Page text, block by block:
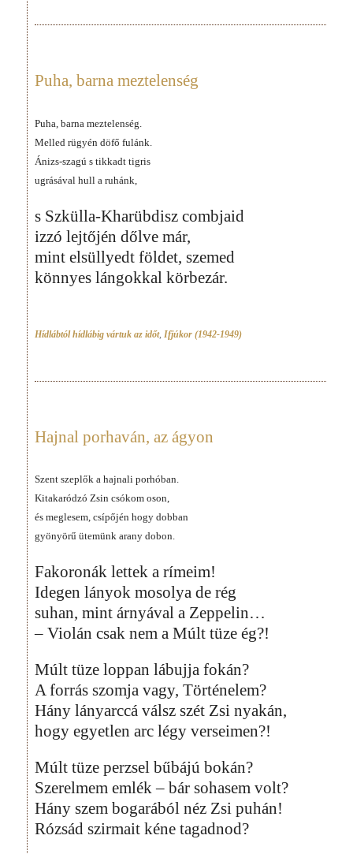
Puha, barna meztelenség
Puha, barna meztelenség.
Melled rügyén döfő fulánk.
Ánizs-szagú s tikkadt tigris
ugrásával hull a ruhánk,
s Szkülla-Kharübdisz combjaid
izzó lejtőjén dőlve már,
mint elsüllyedt földet, szemed
könnyes lángokkal körbezár.
Hídlábtól hídlábig vártuk az időt, Ifjúkor (1942-1949)
Hajnal porhaván, az ágyon
Szent szeplők a hajnali porhóban.
Kitakaródzó Zsin csókom oson,
és meglesem, csípőjén hogy dobban
gyönyörű ütemünk arany dobon.
Fakoronák lettek a rímeim!
Idegen lányok mosolya de rég
suhan, mint árnyával a Zeppelin…
– Violán csak nem a Múlt tüze ég?!
Múlt tüze loppan lábujja fokán?
A forrás szomja vagy, Történelem?
Hány lányarccá válsz szét Zsi nyakán,
hogy egyetlen arc légy verseimen?!
Múlt tüze perzsel bűbájú bokán?
Szerelmem emlék – bár sohasem volt?
Hány szem bogarából néz Zsi puhán!
Rózsád szirmait kéne tagadnod?